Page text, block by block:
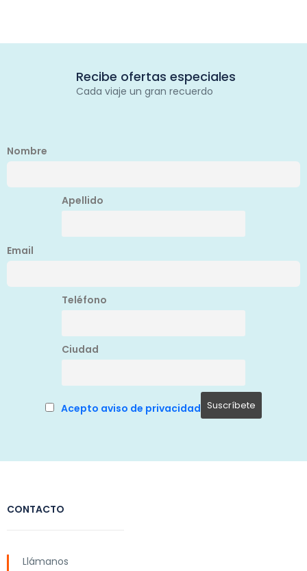
Recibe ofertas especiales
Cada viaje un gran recuerdo
Nombre
Apellido
Email
Teléfono
Ciudad
Acepto aviso de privacidad
CONTACTO
Llámanos